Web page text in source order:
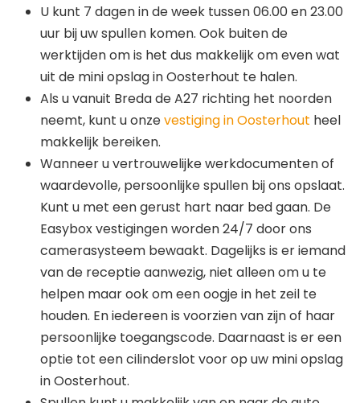
U kunt 7 dagen in de week tussen 06.00 en 23.00
uur bij uw spullen komen. Ook buiten de
werktijden om is het dus makkelijk om even wat
uit de mini opslag in Oosterhout te halen.
Als u vanuit Breda de A27 richting het noorden
neemt, kunt u onzevestiging in Oosterhout heel
makkelijk bereiken.
Wanneer u vertrouwelijke werkdocumenten of
waardevolle, persoonlijke spullen bij ons opslaat.
Kunt u met een gerust hart naar bed gaan. De
Easybox vestigingen worden 24/7 door ons
camerasysteem bewaakt. Dagelijks is er iemand
van de receptie aanwezig, niet alleen om u te
helpen maar ook om een oogje in het zeil te
houden. En iedereen is voorzien van zijn of haar
persoonlijke toegangscode. Daarnaast is er een
optie tot een cilinderslot voor op uw mini opslag
in Oosterhout.